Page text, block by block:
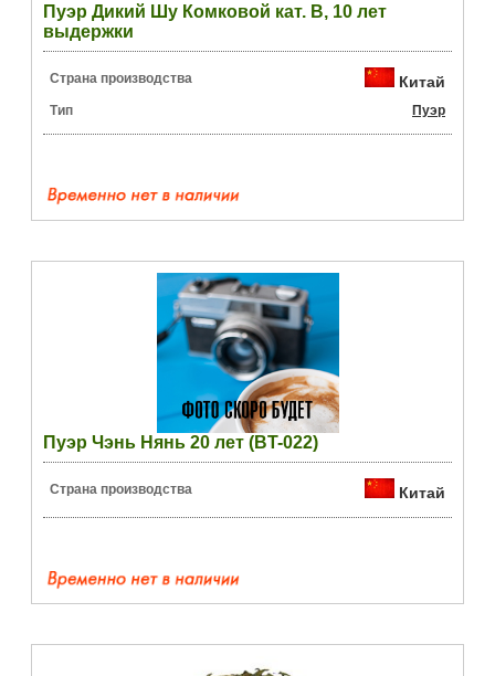
Пуэр Дикий Шу Комковой кат. B, 10 лет
выдержки
Страна производства Китай
Тип Пуэр
Пуэр Чэнь Нянь 20 лет (BT-022)
Страна производства Китай